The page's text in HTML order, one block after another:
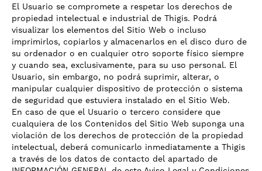
El Usuario se compromete a respetar los derechos de
propiedad intelectual e industrial de Thigis. Podrá
visualizar los elementos del Sitio Web o incluso
imprimirlos, copiarlos y almacenarlos en el disco duro de
su ordenador o en cualquier otro soporte físico siempre
y cuando sea, exclusivamente, para su uso personal. El
Usuario, sin embargo, no podrá suprimir, alterar, o
manipular cualquier dispositivo de protección o sistema
de seguridad que estuviera instalado en el Sitio Web.
En caso de que el Usuario o tercero considere que
cualquiera de los Contenidos del Sitio Web suponga una
violación de los derechos de protección de la propiedad
intelectual, deberá comunicarlo inmediatamente a Thigis
a través de los datos de contacto del apartado de